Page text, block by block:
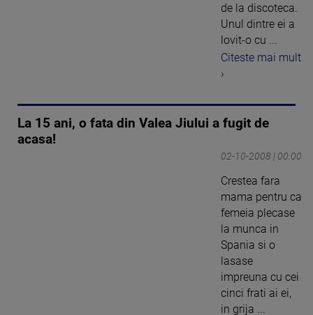
de la discoteca.
Unul dintre ei a
lovit-o cu ...
Citeste mai mult
›
La 15 ani, o fata din Valea Jiului a fugit de
acasa!
02-10-2008 | 00:00
Crestea fara
mama pentru ca
femeia plecase
la munca in
Spania si o
lasase
impreuna cu cei
cinci frati ai ei,
in grija ...